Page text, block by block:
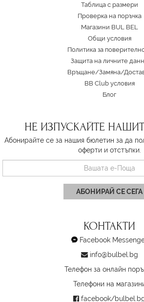
Таблица с размери
Проверка на поръчка
Магазини BUL BEL
Oбщи условия
Политика за
Защита на личните
Връщане/Замяна/
BB Club условия
Блог
НЕ ИЗПУСКАЙТЕ
Абонирайте се за нашия бюлетин за да
оферти и отстъпки.
АБОНИРАЙ СЕ СЕГА
КОНТАКТИ
Facebook
info@bulbel.bg
Телефон за онлайн
Телефони на
facebook/